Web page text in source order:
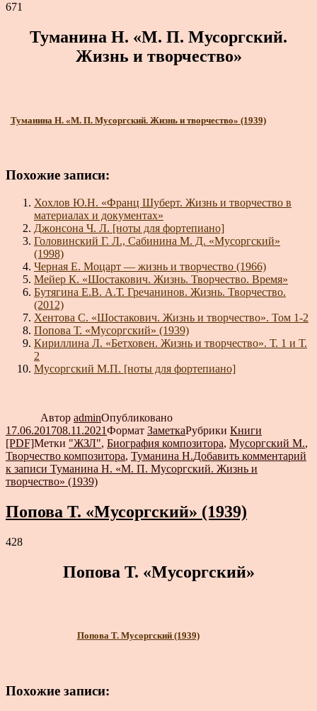
671
Туманина Н. «М. П. Мусоргский.
Жизнь и творчество»
Туманина Н. «М. П. Мусоргский. Жизнь и творчество» (1939)
Похожие записи:
Хохлов Ю.Н. «Франц Шуберт. Жизнь и творчество в
материалах и документах»
Джонсона Ч. Л. [ноты для фортепиано]
Головинский Г. Л., Сабинина М. Д. «Мусоргский»
(1998)
Черная Е. Моцарт — жизнь и творчество (1966)
Мейер К. «Шостакович. Жизнь. Творчество. Время»
Бутягина Е.В. А.Т. Гречанинов. Жизнь. Творчество.
(2012)
Хентова С. «Шостакович. Жизнь и творчество». Том 1-2
Попова Т. «Мусоргский» (1939)
Кириллина Л. «Бетховен. Жизнь и творчество». Т. 1 и Т.
2
Мусоргский М.П. [ноты для фортепиано]
Автор adminОпубликовано
17.06.201708.11.2021Формат ЗаметкаРубрики Книги
[PDF]Метки "ЖЗЛ", Биография композитора, Мусоргский М.,
Творчество композитора, Туманина Н.Добавить комментарий
к записи Туманина Н. «М. П. Мусоргский. Жизнь и
творчество» (1939)
Попова Т. «Мусоргский» (1939)
428
Попова Т. «Мусоргский»
Попова Т. Мусоргский (1939)
Похожие записи: